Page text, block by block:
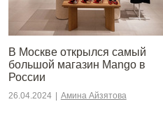
В Москве открылся самый
большой магазин Mango в
России
26.04.2024 Амина Айзятова